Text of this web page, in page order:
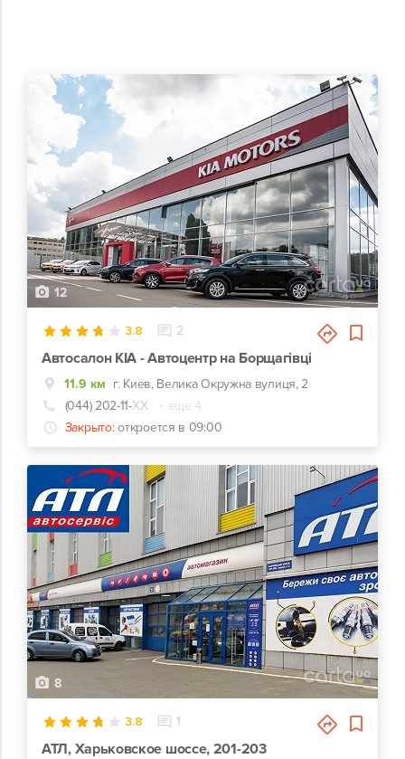
12
3.8 2
Автосалон KIA - Автоцентр на Борщагівці
11.9 км г. Киев, Велика Окружна вулиця, 2
(044) 202-11-ХХ
+ еще 4
Закрыто: откроется в 09:00
8
3.8 1
АТЛ, Харьковское шоссе, 201-203